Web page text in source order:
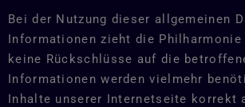
Bei der Nutzung dieser allgemeinen
Informationen zieht die Philharmonie
keine Rückschlüsse auf die
Informationen werden vielmehr
Inhalte unserer Internetseite korrekt